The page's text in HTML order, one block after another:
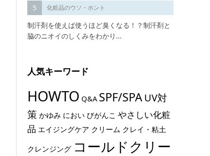
5 化粧品のウソ・ホント
制汗剤を使えば使うほど臭くなる！？制汗剤と
脇のニオイのしくみをわかり...
人気キーワード
HOWTO Q&A SPF/SPAUV対
策 かゆみ におい びがんこ やさしい化粧
品 エイジングケア クリーム クレイ・粘土
クレンジング コールドクリー